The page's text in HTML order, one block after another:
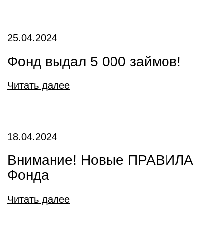
25.04.2024
Фонд выдал 5 000 займов!
Читать далее
18.04.2024
Внимание! Новые ПРАВИЛА
Фонда
Читать далее